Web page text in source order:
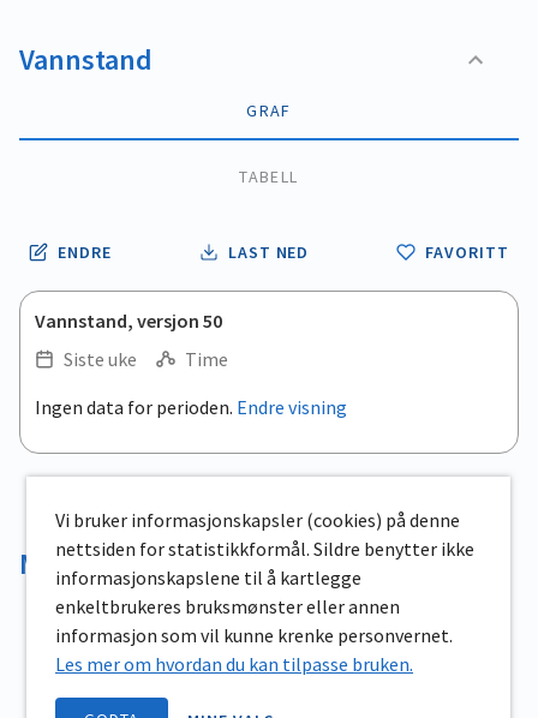
Vannstand
GRAF
TABELL
ENDRE LAST NED FAVORITT
Vannstand, versjon 50
Siste uke
Time
.
View as data table, .
Ingen data for perioden. Endre visning
Magasinvolum
Vi bruker informasjonskapsler (cookies) på denne
nettsiden for statistikkformål. Sildre benytter ikke
informasjonskapslene til å kartlegge
enkeltbrukeres bruksmønster eller annen
informasjon som vil kunne krenke personvernet.
Les mer om hvordan du kan tilpasse bruken.